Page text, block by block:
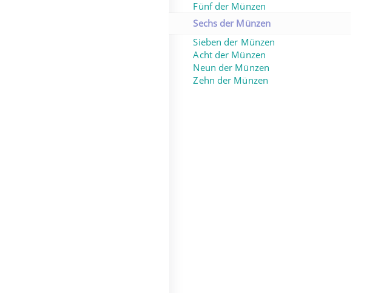
Fünf der Münzen
Sechs der Münzen
Sieben der Münzen
Acht der Münzen
Neun der Münzen
Zehn der Münzen